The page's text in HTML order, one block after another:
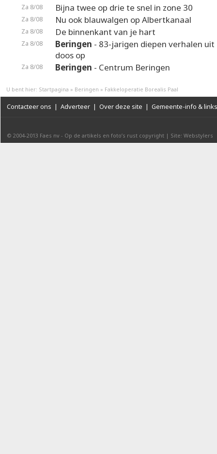
Za 8/08 Bijna twee op drie te snel in zone 30
Za 8/08 Nu ook blauwalgen op Albertkanaal
Za 8/08 De binnenkant van je hart
Za 8/08 Beringen - 83-jarigen diepen verhalen uit
doos op
Za 8/08 Beringen - Centrum Beringen
U bent hier: Startpagina » Beringen » Fakkeloperatie Borealis Paal
Contacteer ons | Adverteer | Over deze site | Gemeente-info & links
© 2004-2013 Faes nv - Op de artikels en foto’s rust copyright | Site: Webstylers